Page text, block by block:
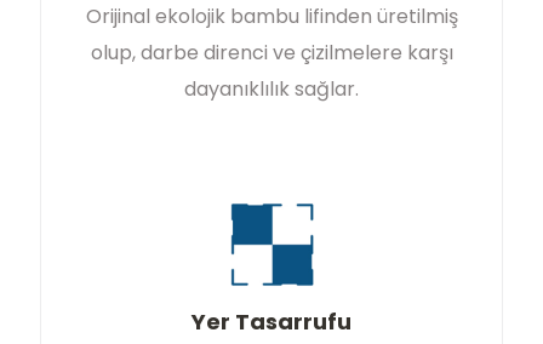
Orijinal ekolojik bambu lifinden üretilmiş
olup, darbe direnci ve çizilmelere karşı
dayanıklılık sağlar.
Yer Tasarrufu